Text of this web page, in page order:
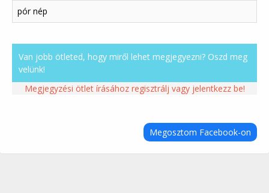
pór nép
Van jobb ötleted, hogy miről lehet megjegyezni? Oszd meg
velünk!
Megjegyzési ötlet írásához regisztrálj vagy jelentkezz be!
Megosztom Facebook-on